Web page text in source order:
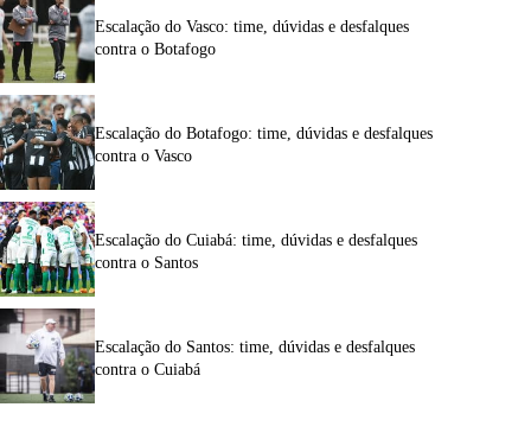
Escalação do Vasco: time, dúvidas e desfalques
contra o Botafogo
Escalação do Botafogo: time, dúvidas e desfalques
contra o Vasco
Escalação do Cuiabá: time, dúvidas e desfalques
contra o Santos
Escalação do Santos: time, dúvidas e desfalques
contra o Cuiabá